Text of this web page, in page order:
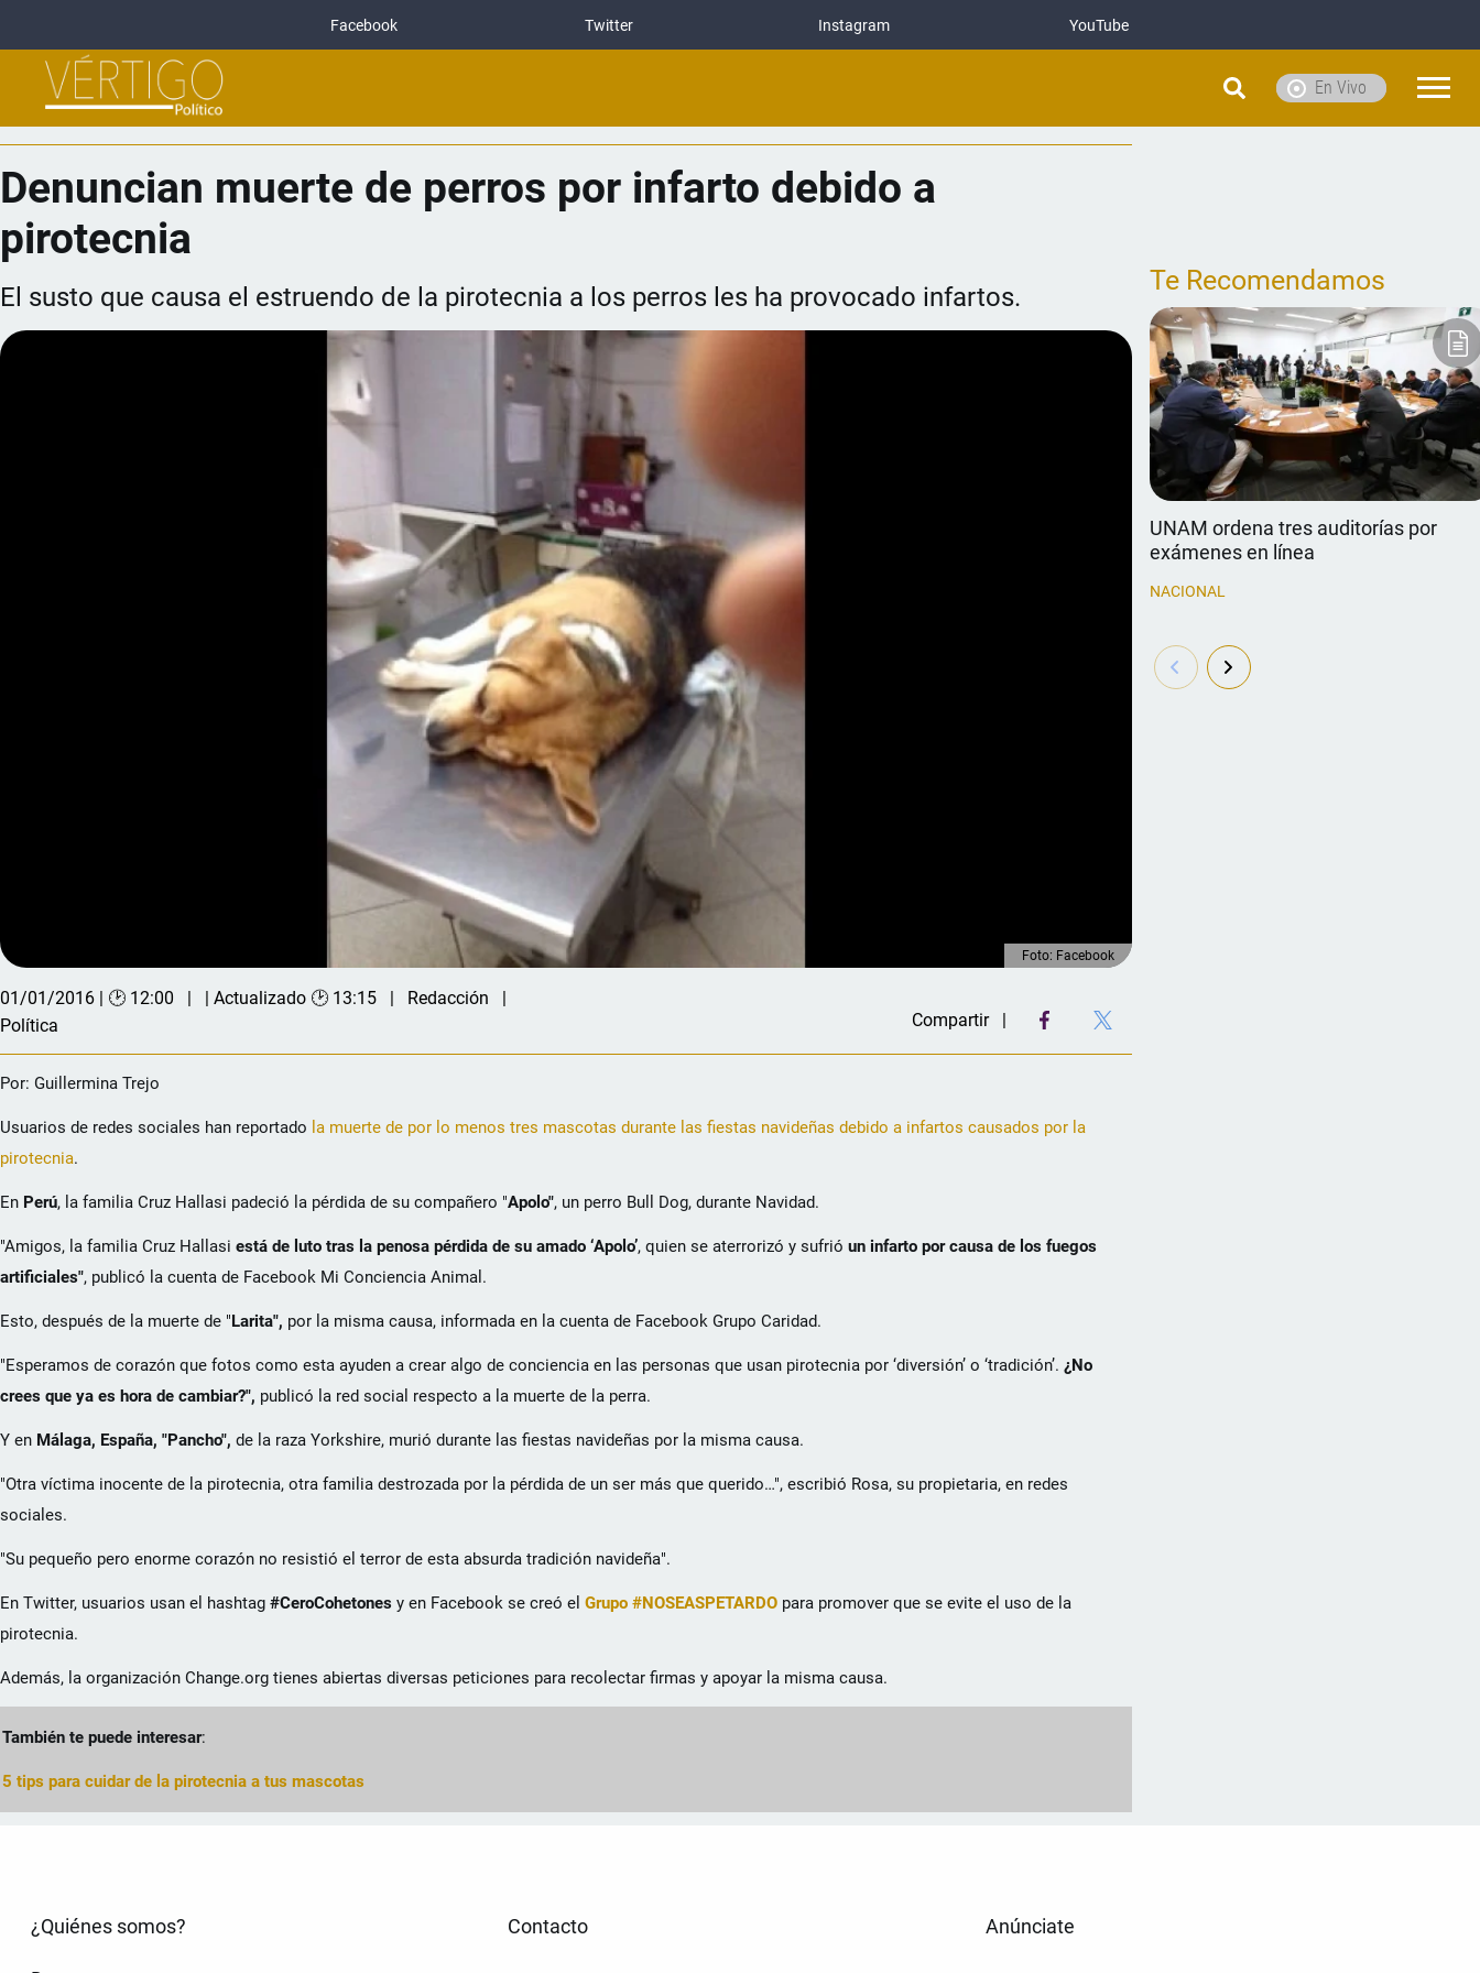
Facebook Twitter Instagram YouTube
En Vivo
Denuncian muerte de perros por infarto debido a
pirotecnia
El susto que causa el estruendo de la pirotecnia a los perros les ha provocado infartos.
Foto: Facebook
01/01/2016 | 🕑 12:00 | Actualizado 🕑 13:15
Redacción
Política
Compartir
Por: Guillermina Trejo
Usuarios de redes sociales han reportado la muerte de por lo menos tres mascotas durante las fiestas navideñas debido a infartos causados por la
pirotecnia.
En Perú, la familia Cruz Hallasi padeció la pérdida de su compañero "Apolo", un perro Bull Dog, durante Navidad.
"Amigos, la familia Cruz Hallasi está de luto tras la penosa pérdida de su amado ‘Apolo’, quien se aterrorizó y sufrió un infarto por causa de los fuegos
artificiales", publicó la cuenta de Facebook Mi Conciencia Animal.
Esto, después de la muerte de " Larita", por la misma causa, informada en la cuenta de Facebook Grupo Caridad.
"Esperamos de corazón que fotos como esta ayuden a crear algo de conciencia en las personas que usan pirotecnia por ‘diversión’ o ‘tradición’. ¿No
crees que ya es hora de cambiar?", publicó la red social respecto a la muerte de la perra.
Y en Málaga, España, "Pancho", de la raza Yorkshire, murió durante las fiestas navideñas por la misma causa.
"Otra víctima inocente de la pirotecnia, otra familia destrozada por la pérdida de un ser más que querido…", escribió Rosa, su propietaria, en redes
sociales.
"Su pequeño pero enorme corazón no resistió el terror de esta absurda tradición navideña".
En Twitter, usuarios usan el hashtag ‪#‎CeroCohetones y en Facebook se creó el Grupo #NOSEASPETARDO para promover que se evite el uso de la
pirotecnia.
Además, la organización Change.org tienes abiertas diversas peticiones para recolectar firmas y apoyar la misma causa.
También te puede interesar:
5 tips para cuidar de la pirotecnia a tus mascotas
Te Recomendamos
UNAM ordena tres auditorías por
exámenes en línea
NACIONAL
¿Quiénes somos? Contacto Anúnciate